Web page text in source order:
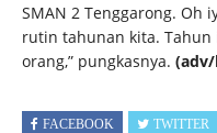
SMAN 2 Tenggarong. Oh
rutin tahunan kita.
orang,” pungkasnya.
FACEBOOK TWITTER